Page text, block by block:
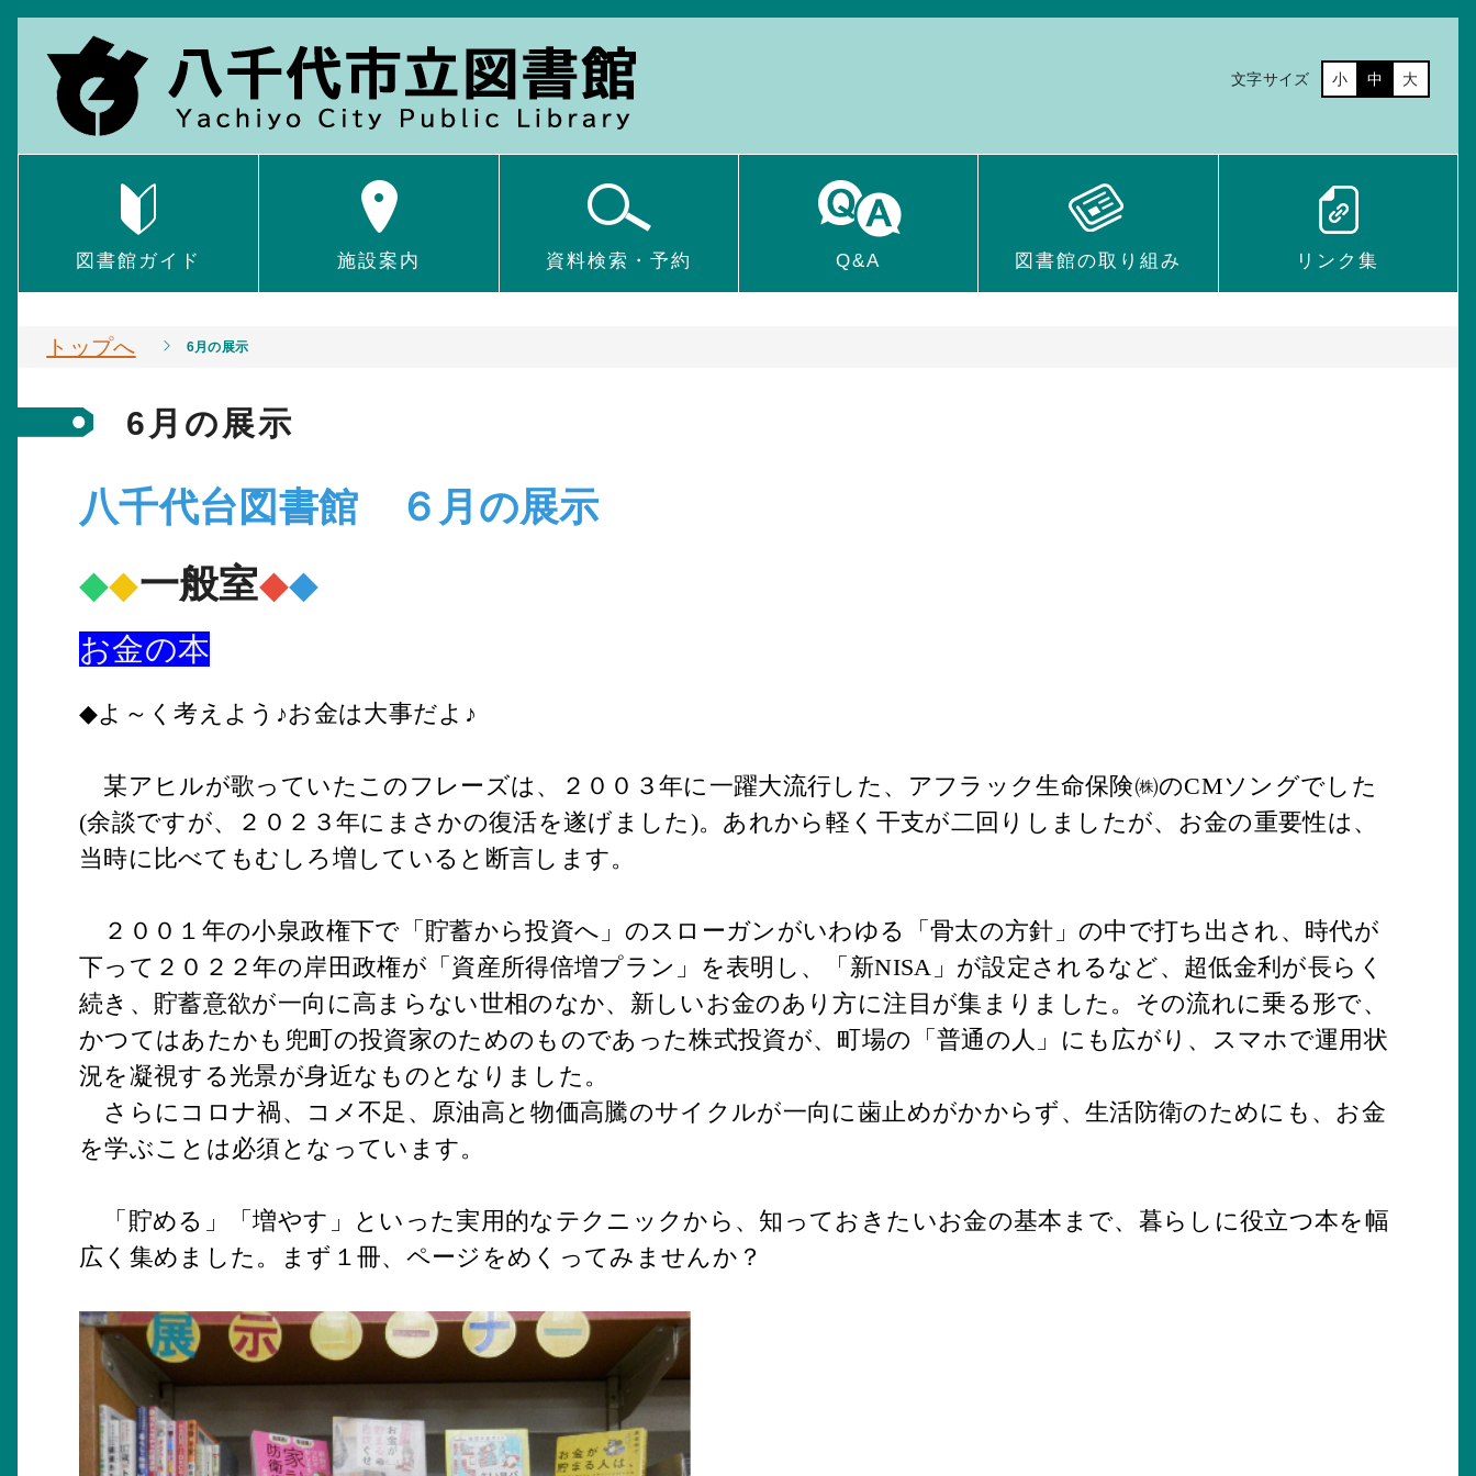
文字サイズ 小 中 大
図書館ガイド 施設案内 資料検索・予約 Q&A 図書館の取り組み リンク集
トップへ 6月の展示
6月の展示
八千代台図書館 ６月の展示
◆◆一般室◆◆
お金の本
◆よ～く考えよう♪お金は大事だよ♪
某アヒルが歌っていたこのフレーズは、２００３年に一躍大流行した、アフラック生命保険㈱のCMソングでした
(余談ですが、２０２３年にまさかの復活を遂げました)。あれから軽く干支が二回りしましたが、お金の重要性は、
当時に比べてもむしろ増していると断言します。
２００１年の小泉政権下で「貯蓄から投資へ」のスローガンがいわゆる「骨太の方針」の中で打ち出され、時代が
下って２０２２年の岸田政権が「資産所得倍増プラン」を表明し、「新NISA」が設定されるなど、超低金利が長らく
続き、貯蓄意欲が一向に高まらない世相のなか、新しいお金のあり方に注目が集まりました。その流れに乗る形で、
かつてはあたかも兜町の投資家のためのものであった株式投資が、町場の「普通の人」にも広がり、スマホで運用状
況を凝視する光景が身近なものとなりました。
さらにコロナ禍、コメ不足、原油高と物価高騰のサイクルが一向に歯止めがかからず、生活防衛のためにも、お金
を学ぶことは必須となっています。
「貯める」「増やす」といった実用的なテクニックから、知っておきたいお金の基本まで、暮らしに役立つ本を幅
広く集めました。まず１冊、ページをめくってみませんか？